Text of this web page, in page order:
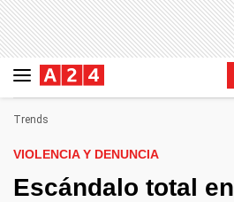
Trends
VIOLENCIA Y DENUNCIA
Escándalo total en